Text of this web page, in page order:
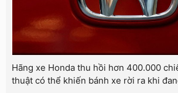
Hãng xe Honda thu hồi hơn 400.000
thuật có thể khiến bánh xe rời ra khi